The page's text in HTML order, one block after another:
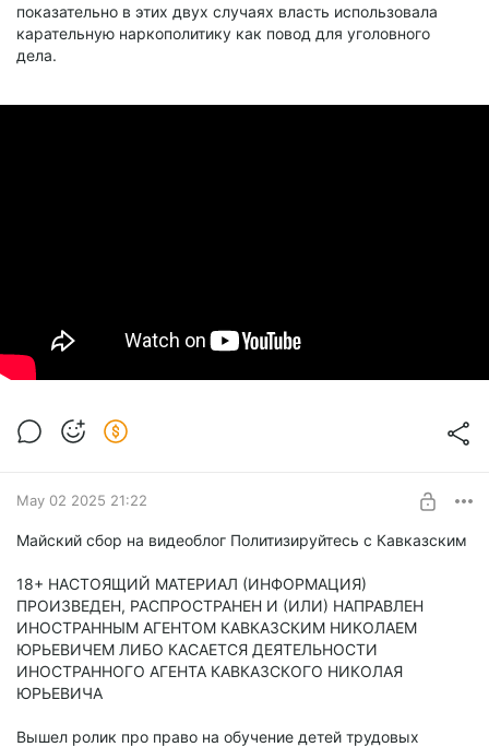
показательно в этих двух случаях власть использовала
карательную наркополитику как повод для уголовного
дела.
May 02 2025 21:22
Майский сбор на видеоблог Политизируйтесь с Кавказским
18+ НАСТОЯЩИЙ МАТЕРИАЛ (ИНФОРМАЦИЯ)
ПРОИЗВЕДЕН, РАСПРОСТРАНЕН И (ИЛИ) НАПРАВЛЕН
ИНОСТРАННЫМ АГЕНТОМ КАВКАЗСКИМ НИКОЛАЕМ
ЮРЬЕВИЧЕМ ЛИБО КАСАЕТСЯ ДЕЯТЕЛЬНОСТИ
ИНОСТРАННОГО АГЕНТА КАВКАЗСКОГО НИКОЛАЯ
ЮРЬЕВИЧА
Вышел ролик про право на обучение детей трудовых